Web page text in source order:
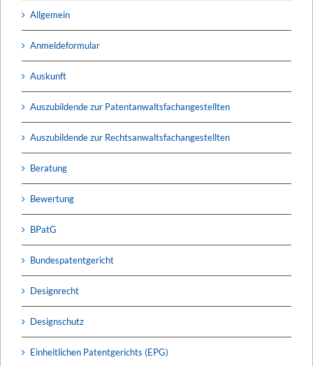
Allgemein
Anmeldeformular
Auskunft
Auszubildende zur Patentanwaltsfachangestellten
Auszubildende zur Rechtsanwaltsfachangestellten
Beratung
Bewertung
BPatG
Bundespatentgericht
Designrecht
Designschutz
Einheitlichen Patentgerichts (EPG)